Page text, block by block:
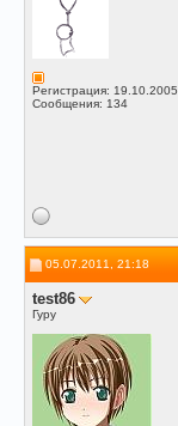
Регистрация: 19.10.2005
Сообщения: 134
05.07.2011, 21:18
test86
Гуру